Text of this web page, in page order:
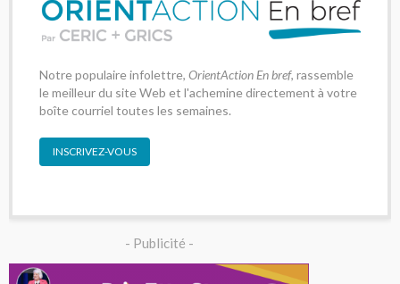
Notre populaire infolettre, OrientAction En bref, rassemble
le meilleur du site Web et l'achemine directement à votre
boîte courriel toutes les semaines.
INSCRIVEZ-VOUS
- Publicité -